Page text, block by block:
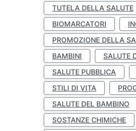
TUTELA DELLA SALUTE
BIOMARCATORI
PROMOZIONE DELLA
BAMBINI
SALUTE
SALUTE PUBBLICA
STILI DI VITA
SALUTE DEL BAMBINO
SOSTANZE CHIMICHE